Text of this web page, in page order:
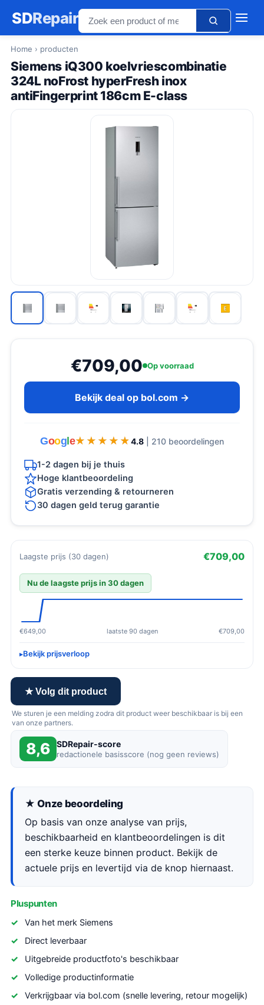
SDRepair
Home › producten
Siemens iQ300 koelvriescombinatie
324L noFrost hyperFresh inox
antiFingerprint 186cm E-class
€709,00 Op voorraad
Bekijk deal op bol.com →
Goog e★★★★★
★★★★★ 4.8 | 210 beoordelingen
1-2 dagen bij je thuis
Hoge klantbeoordeling
Gratis verzending & retourneren
30 dagen geld terug garantie
Laagste prijs (30 dagen) €709,00
Nu de laagste prijs in 30 dagen
€649,00 laatste 90 dagen €709,00
Bekijk prijsverloop
★ Volg dit product
We sturen je een melding zodra dit product weer beschikbaar is bij een
van onze partners.
8,6 SDRepair-score
redactionele basisscore (nog geen reviews)
★ Onze beoordeling
Op basis van onze analyse van prijs,
beschikbaarheid en klantbeoordelingen is dit
een sterke keuze binnen product. Bekijk de
actuele prijs en levertijd via de knop hiernaast.
Pluspunten
Van het merk Siemens
Direct leverbaar
Uitgebreide productfoto's beschikbaar
Volledige productinformatie
Verkrijgbaar via bol.com (snelle levering, retour mogelijk)